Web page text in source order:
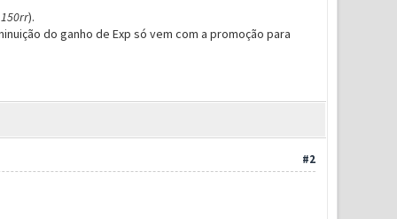
).
do ganho de Exp só vem com a promoção para
#2